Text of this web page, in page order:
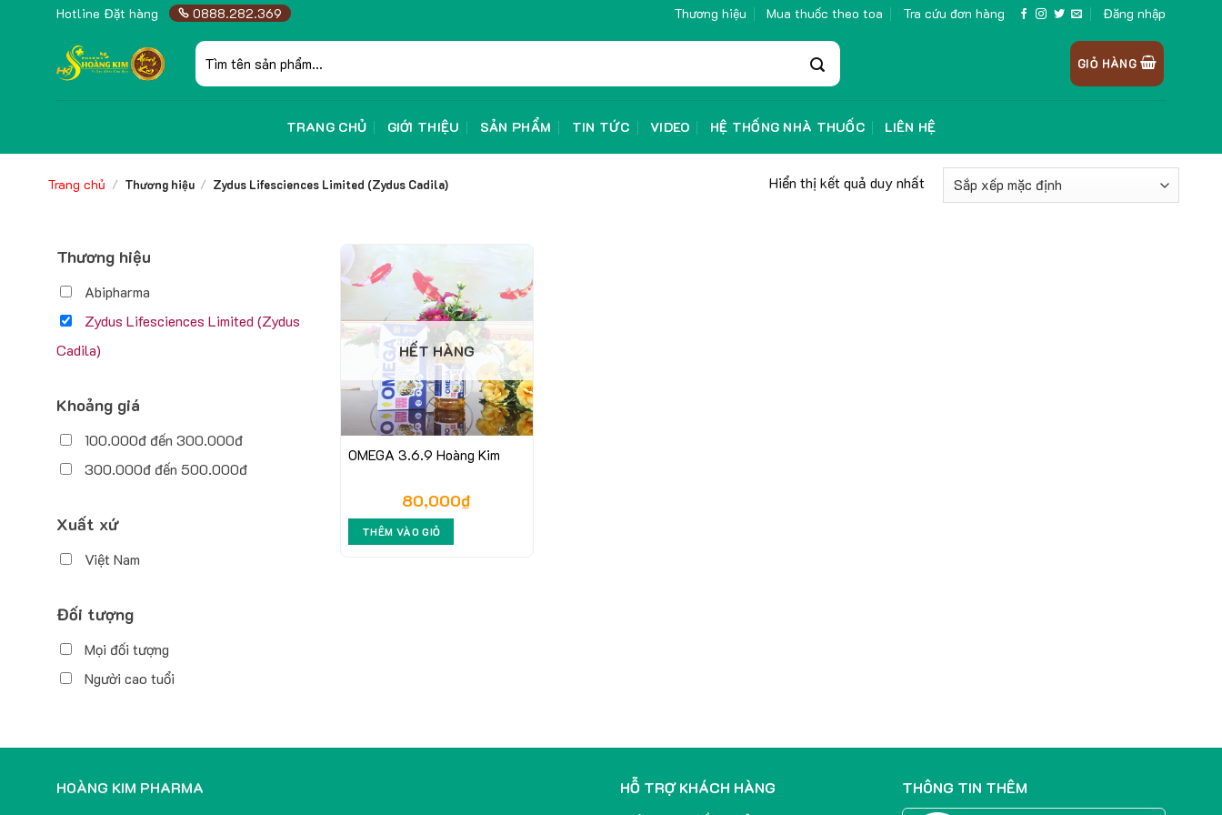
Hotline Đặt hàng 0888.282.369 Thương hiệu Mua thuốc theo toa Tra cứu đơn hàng Đăng nhập
Tìm
kiếm:
GIỎ HÀNG
TRANG CHỦ GIỚI THIỆU SẢN PHẨM TIN TỨC VIDEO HỆ THỐNG NHÀ THUỐC LIÊN HỆ
Trang chủ / Thương hiệu / Zydus Lifesciences Limited (Zydus Cadila) Hiển thị kết quả duy nhất
Thương hiệu
Abipharma
Zydus Lifesciences Limited (Zydus
Cadila)
Khoảng giá
100.000đ đến 300.000đ
300.000đ đến 500.000đ
Xuất xứ
Việt Nam
Đối tượng
Mọi đối tượng
Người cao tuổi
HẾT HÀNG
OMEGA 3.6.9 Hoàng Kim
80,000₫
THÊM VÀO GIỎ
HOÀNG KIM PHARMA
HỖ TRỢ KHÁCH HÀNG
THÔNG TIN THÊM